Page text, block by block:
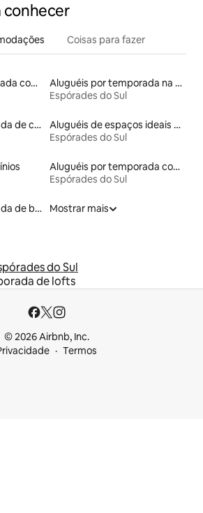
conhecer
Coisas para fazer
Aluguéis por temporada com cama de altura acessível
Aluguéis por temporada na orla
Espórades do Sul
Aluguel por temporada de cavernas
Aluguéis de espaços ideais para famílias
Espórades do Sul
Aluguéis por temporada com suítes privativas
Espórades do Sul
Aluguel por temporada de barcos
Mostrar mais
do Sul
de lofts
© 2026 Airbnb, Inc.
Termos